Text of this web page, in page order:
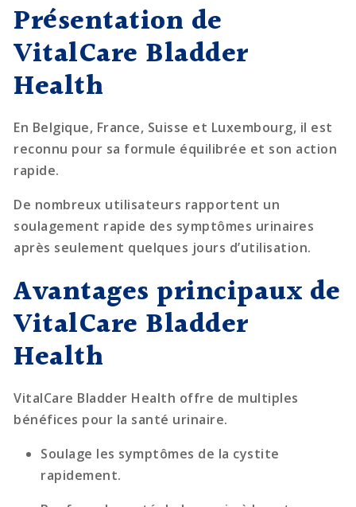
Présentation de
VitalCare Bladder
Health
En Belgique, France, Suisse et Luxembourg, il est
reconnu pour sa formule équilibrée et son action
rapide.
De nombreux utilisateurs rapportent un
soulagement rapide des symptômes urinaires
après seulement quelques jours d’utilisation.
Avantages principaux de
VitalCare Bladder
Health
VitalCare Bladder Health offre de multiples
bénéfices pour la santé urinaire.
Soulage les symptômes de la cystite
rapidement.